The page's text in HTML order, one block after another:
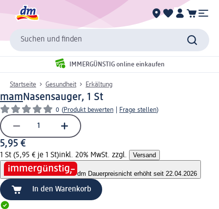
Suchen und finden
IMMERGÜNSTIG online einkaufen
Startseite Gesundheit Erkältung
mamNasensauger, 1 St
0 (Produkt bewerten Frage stellen)
5,95 €
1 St (5,95 € je 1 St)inkl. 20% MwSt. zzgl. Versand
dm Dauerpreisnicht erhöht seit 22.04.2026
In den Warenkorb